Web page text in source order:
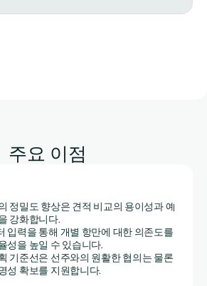
주요 이점
정밀도 향상은 견적 비교의 용이성과 예
강화합니다.
입력을 통해 개별 항만에 대한 의존도를
성을 높일 수 있습니다.
기준선은 선주와의 원활한 협의는 물론
성 확보를 지원합니다.